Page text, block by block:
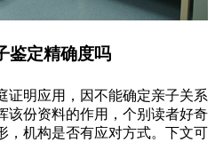
鉴定精确度吗
证明应用，因不能确定亲子关系
该份资料的作用，个别读者好奇
，机构是否有应对方式。下文可